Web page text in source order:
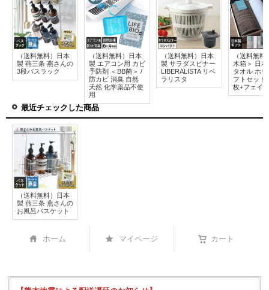
（送料無料）日本
製 燕三条 燕さんの
3段バスラック
（送料無料）日本
製 エアコン用 カビ
予防剤 ＜BB菌＞ /
防カビ 消臭 自然
天然 化学薬品不使
用
（送料無料）日本
製 サラダスピナー
LIBERALISTA リベ
ラリスタ
（送料無料
木箱＞ 日
タオル ホ
フトセット
枚+フェイ
最近チェックした商品
（送料無料）日本
製 燕三条 燕さんの
お風呂バスケット
ホーム マイページ カート